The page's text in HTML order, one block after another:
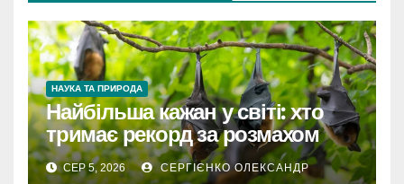
НАУКА ТА ПРИРОДА
Найбільша кажан у світі: хто
тримає рекорд за розмахом
крил
СЕР 5, 2026 СЕРГІЄНКО ОЛЕКСАНДР